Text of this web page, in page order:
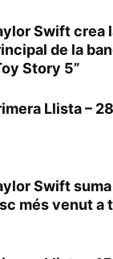
Swift crea
de la
Story 5”
Llista –
Swift
més venut a